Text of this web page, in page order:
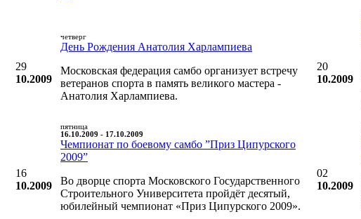
29
10.2009
четверг
День Рождения Анатолия Харлампиева
Московская федерация самбо организует встречу
ветеранов спорта в память великого мастера -
Анатолия Харлампиева.
20
10.2009
16
10.2009
пятница
16.10.2009 - 17.10.2009
Чемпионат по боевому самбо ”Приз Ципурского
2009”
Во дворце спорта Московского Государственного
Строительного Университета пройдёт десятый,
юбилейный чемпионат «Приз Ципурского 2009».
02
10.2009